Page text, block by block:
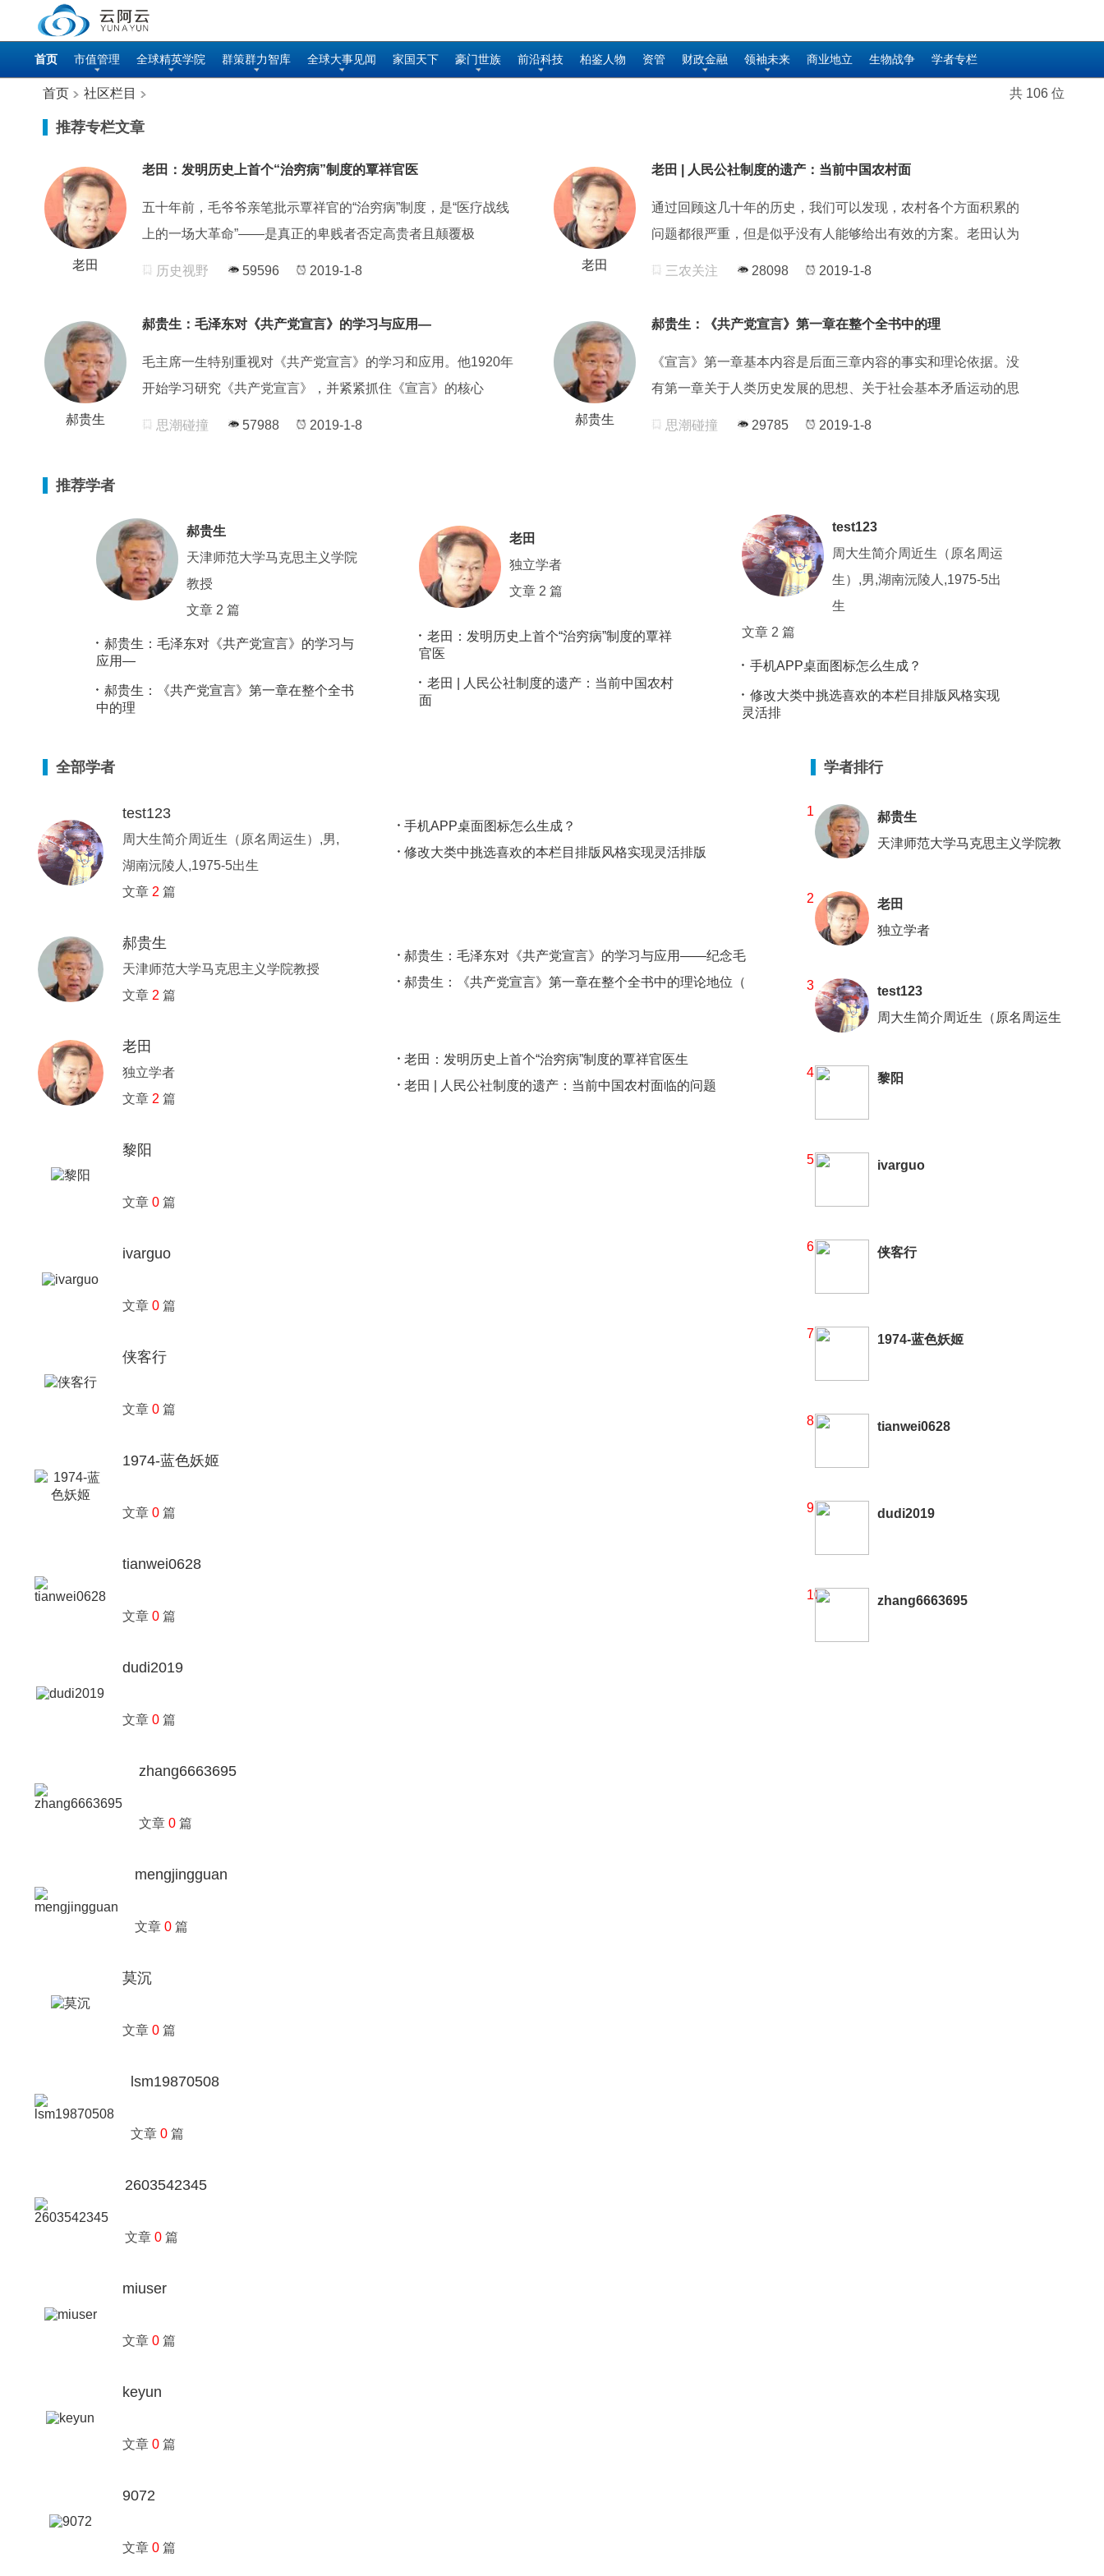
首页 市值管理 全球精英学院 群策群力智库 全球大事见闻 家国天下 豪门世族 前沿科技 柏鉴人物 资管 财政金融 领袖未来 商业地立 生物战争 学者专栏
首页 社区栏目 共 106 位
推荐专栏文章
老田
老田：发明历史上首个“治穷病”制度的覃祥官医
五十年前，毛爷爷亲笔批示覃祥官的“治穷病”制度，是“医疗战线
上的一场大革命”——是真正的卑贱者否定高贵者且颠覆极
历史视野 59596 2019-1-8 老田
老田 | 人民公社制度的遗产：当前中国农村面
通过回顾这几十年的历史，我们可以发现，农村各个方面积累的
问题都很严重，但是似乎没有人能够给出有效的方案。老田认为
三农关注 28098 2019-1-8
郝贵生
郝贵生：毛泽东对《共产党宣言》的学习与应用—
毛主席一生特别重视对《共产党宣言》的学习和应用。他1920年
开始学习研究《共产党宣言》，并紧紧抓住《宣言》的核心
思潮碰撞 57988 2019-1-8 郝贵生
郝贵生：《共产党宣言》第一章在整个全书中的理
《宣言》第一章基本内容是后面三章内容的事实和理论依据。没
有第一章关于人类历史发展的思想、关于社会基本矛盾运动的思
思潮碰撞 29785 2019-1-8
推荐学者
郝贵生
天津师范大学马克思主义学院
教授
文章 2 篇
郝贵生：毛泽东对《共产党宣言》的学习与
应用—
郝贵生：《共产党宣言》第一章在整个全书
中的理
老田
独立学者
文章 2 篇
老田：发明历史上首个“治穷病”制度的覃祥
官医
老田 | 人民公社制度的遗产：当前中国农村
面
test123
周大生简介周近生（原名周运
生）,男,湖南沅陵人,1975-5出
生
文章 2 篇
手机APP桌面图标怎么生成？
修改大类中挑选喜欢的本栏目排版风格实现
灵活排
全部学者
test123
周大生简介周近生（原名周运生）,男,
湖南沅陵人,1975-5出生
文章 2 篇
手机APP桌面图标怎么生成？
修改大类中挑选喜欢的本栏目排版风格实现灵活排版
郝贵生
天津师范大学马克思主义学院教授
文章 2 篇
郝贵生：毛泽东对《共产党宣言》的学习与应用——纪念毛
郝贵生：《共产党宣言》第一章在整个全书中的理论地位（
老田
独立学者
文章 2 篇
老田：发明历史上首个“治穷病”制度的覃祥官医生
老田 | 人民公社制度的遗产：当前中国农村面临的问题
黎阳
文章 0 篇
ivarguo
文章 0 篇
侠客行
文章 0 篇
1974-蓝色妖姬
文章 0 篇
tianwei0628
文章 0 篇
dudi2019
文章 0 篇
zhang6663695
文章 0 篇
mengjingguan
文章 0 篇
莫沉
文章 0 篇
lsm19870508
文章 0 篇
2603542345
文章 0 篇
miuser
文章 0 篇
keyun
文章 0 篇
9072
文章 0 篇
学者排行
1
郝贵生
天津师范大学马克思主义学院教
2
老田
独立学者
3
test123
周大生简介周近生（原名周运生
4 黎阳
5 ivarguo
6 侠客行
7 1974-蓝色妖姬
8 tianwei0628
9 dudi2019
10 zhang6663695